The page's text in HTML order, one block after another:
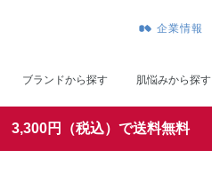
3,300円（税込）で送料無料
企業情報
ブランドから探す 肌悩みから探す